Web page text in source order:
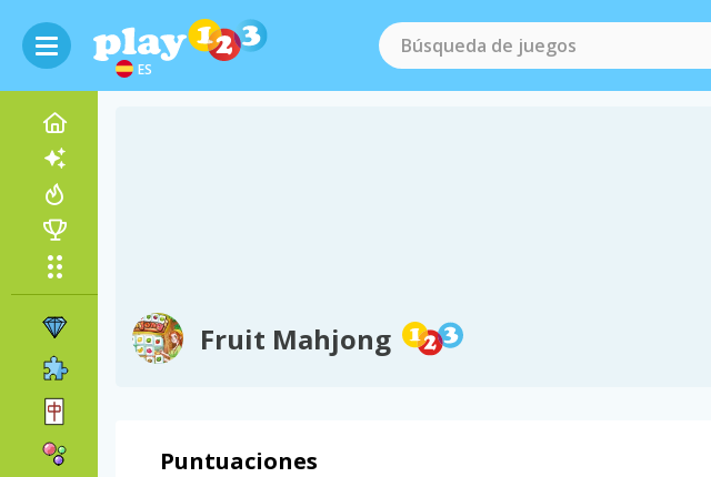
ES
Fruit Mahjong
Puntuaciones